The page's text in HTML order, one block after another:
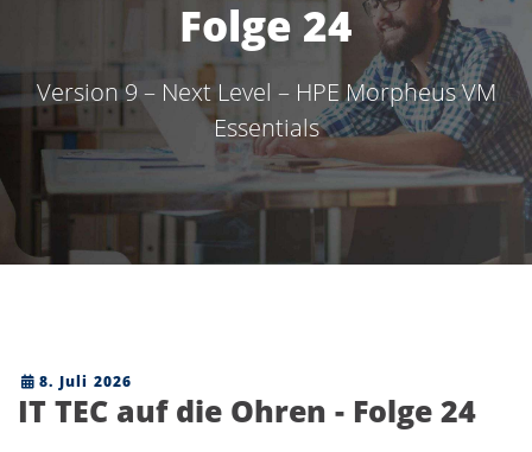
Folge 24
Version 9 – Next Level – HPE Morpheus VM
Essentials
8. Juli 2026
IT TEC auf die Ohren - Folge 24